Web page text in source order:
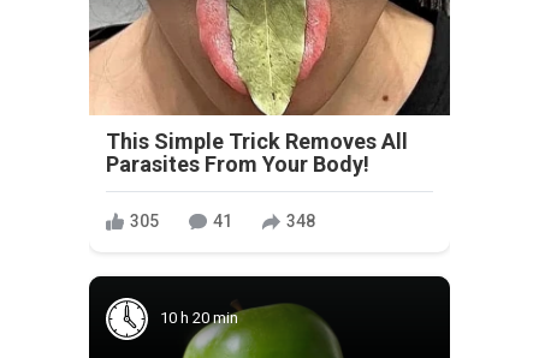
This Simple Trick Removes All
Parasites From Your Body!
305 41 348
10 h 20 min